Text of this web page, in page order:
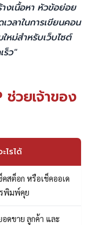
งเนื้อหา หัวข้อย่อย
วลาในการเขียนคอน
หม่สำหรับเว็บไซต์
ร็ว"
วยเจ้าของ
ไรได้
สต็อก หรือเช็คออเด
พิมพ์คุย
ดขาย ลูกค้า และ